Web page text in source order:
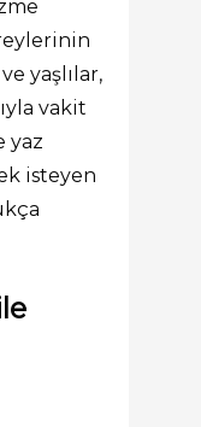
yaşlılar,
vakit
yaz
isteyen